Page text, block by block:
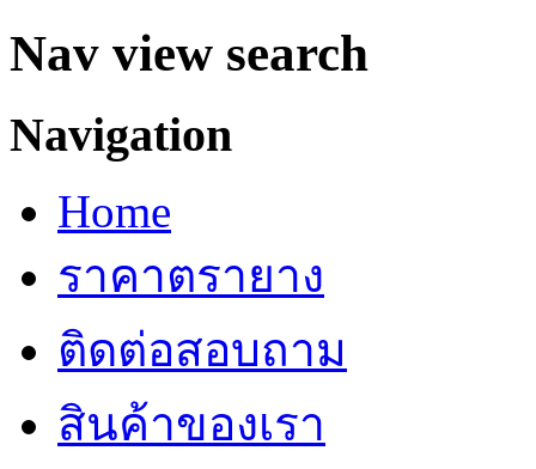
Nav view search
Navigation
Home
ราคาตรายาง
ติดต่อสอบถาม
สินค้าของเรา